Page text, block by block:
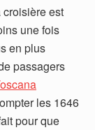
croisière est
une fois
en plus
passagers
les 1646
pour que